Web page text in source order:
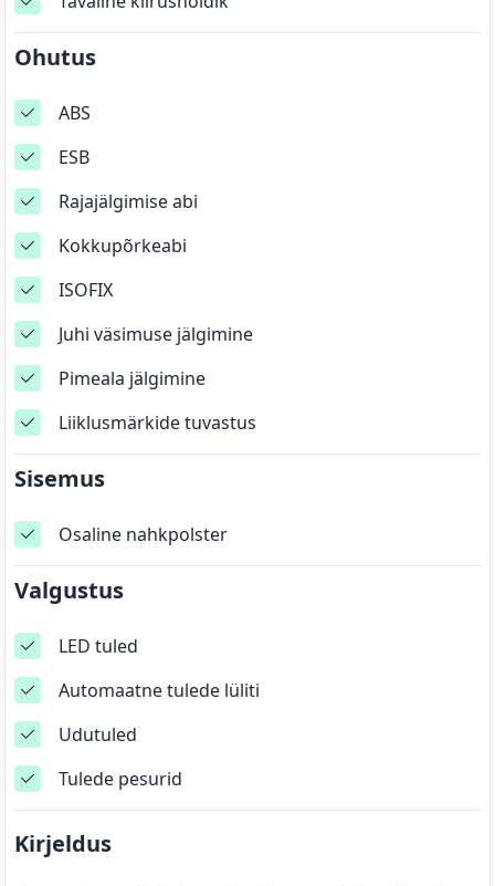
Ohutus
ABS
ESB
Rajajälgimise abi
Kokkupõrkeabi
ISOFIX
Juhi väsimuse jälgimine
Pimeala jälgimine
Liiklusmärkide tuvastus
Sisemus
Osaline nahkpolster
Valgustus
LED tuled
Automaatne tulede lüliti
Udutuled
Tulede pesurid
Kirjeldus